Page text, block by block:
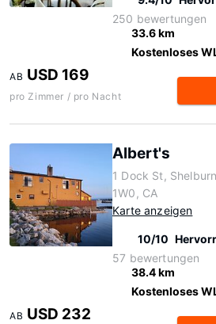
250 bewertungen
33.6 km
Kostenloses
AB USD 169
pro Zimmer / pro Nacht
Albert's
1 Dock St,
1W0, CA
Karte anzeigen
10/10
57 bewertungen
38.4 km
Kostenloses
AB USD 232